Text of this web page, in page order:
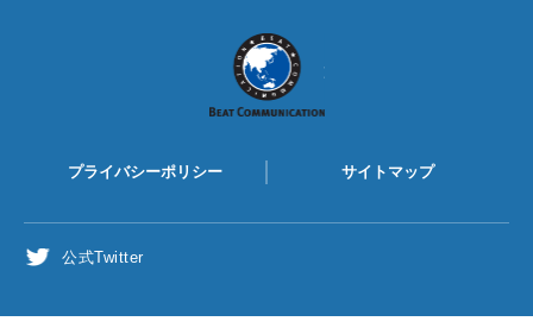
BEAT
COMMUNICATION
プライバシーポリシー サイトマップ
公式Twitter